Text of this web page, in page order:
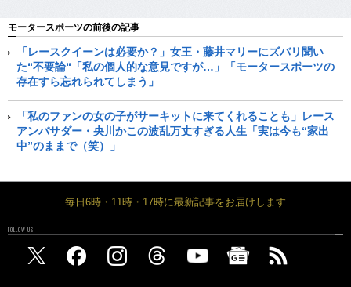
モータースポーツの前後の記事
「レースクイーンは必要か？」女王・藤井マリーにズバリ聞い
た“不要論“「私の個人的な意見ですが…」「モータースポーツの
存在すら忘れられてしまう」
「私のファンの女の子がサーキットに来てくれることも」レース
アンバサダー・央川かこの波乱万丈すぎる人生「実は今も“家出
中”のままで（笑）」
毎日6時・11時・17時に最新記事をお届けします
FOLLOW US